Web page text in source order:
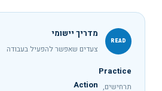
READ
מדריך יישומי
צעדים שאפשר להפעיל בעבודה
Practice
תרחישים, Action